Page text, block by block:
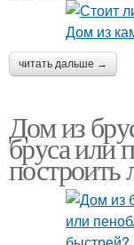
читать дальше →
Дом из
бруса или
построить